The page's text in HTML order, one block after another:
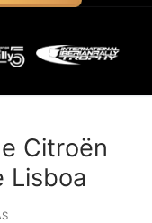
Citroën
Lisboa